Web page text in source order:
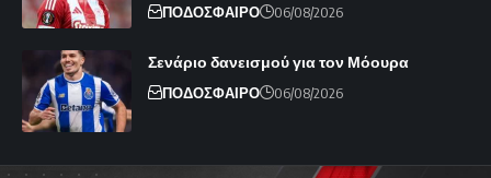
ΠΟΔΟΣΦΑΙΡΟ 06/08/2026
Σενάριο δανεισμού για τον Μόουρα
ΠΟΔΟΣΦΑΙΡΟ 06/08/2026